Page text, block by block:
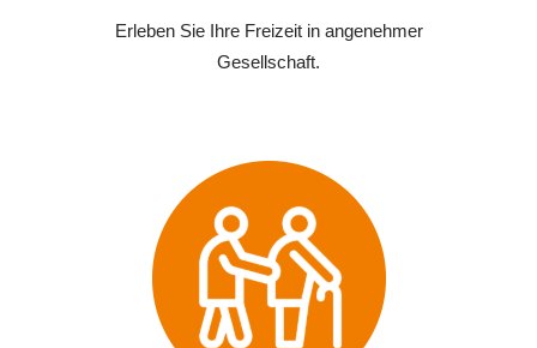
Erleben Sie Ihre Freizeit in angenehmer
Gesellschaft.